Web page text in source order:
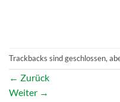
Trackbacks sind geschlossen,
← Zurück
Weiter →